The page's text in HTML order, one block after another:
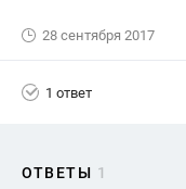
28 сентября 2017
1 ответ
ОТВЕТЫ 1